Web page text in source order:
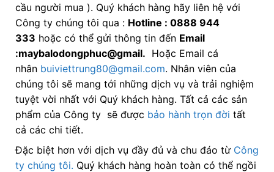
cầu người mua ). Quý khách hàng hãy liên hệ với
Công ty chúng tôi qua : Hotline : 0888 944
333 hoặc có thể gửi thông tin đến Email
:maybalodongphuc@gmail. Hoặc Email cá
nhân buiviettrung80@gmail.com. Nhân viên của
chúng tôi sẽ mang tới những dịch vụ và trải nghiệm
tuyệt vời nhất với Quý khách hàng. Tất cả các sản
phẩm của Công ty sẽ được bảo hành trọn đời tất
cả các chi tiết.
Đặc biệt hơn với dịch vụ đầy đủ và chu đáo từ Công
ty chúng tôi. Quý khách hàng hoàn toàn có thể ngồi